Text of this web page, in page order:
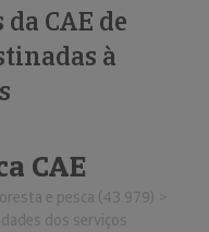
CAE de
à
CAE
e pesca (43.979)
dos serviços